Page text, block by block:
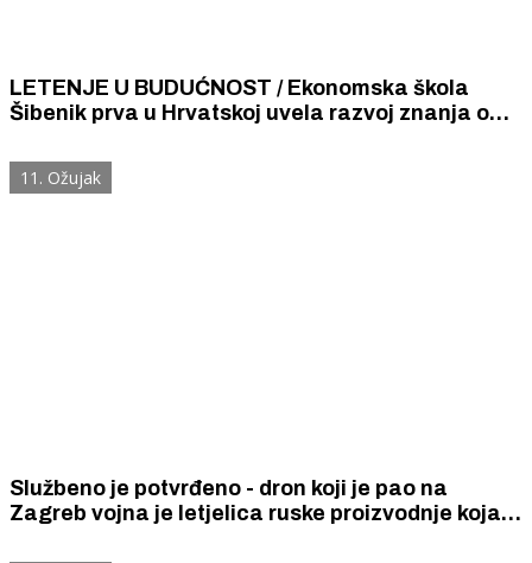
LETENJE U BUDUĆNOST / Ekonomska škola
Šibenik prva u Hrvatskoj uvela razvoj znanja o
aktivnost učenika.
11. Ožujak
Službeno je potvrđeno - dron koji je pao na
Zagreb vojna je letjelica ruske proizvodnje koja